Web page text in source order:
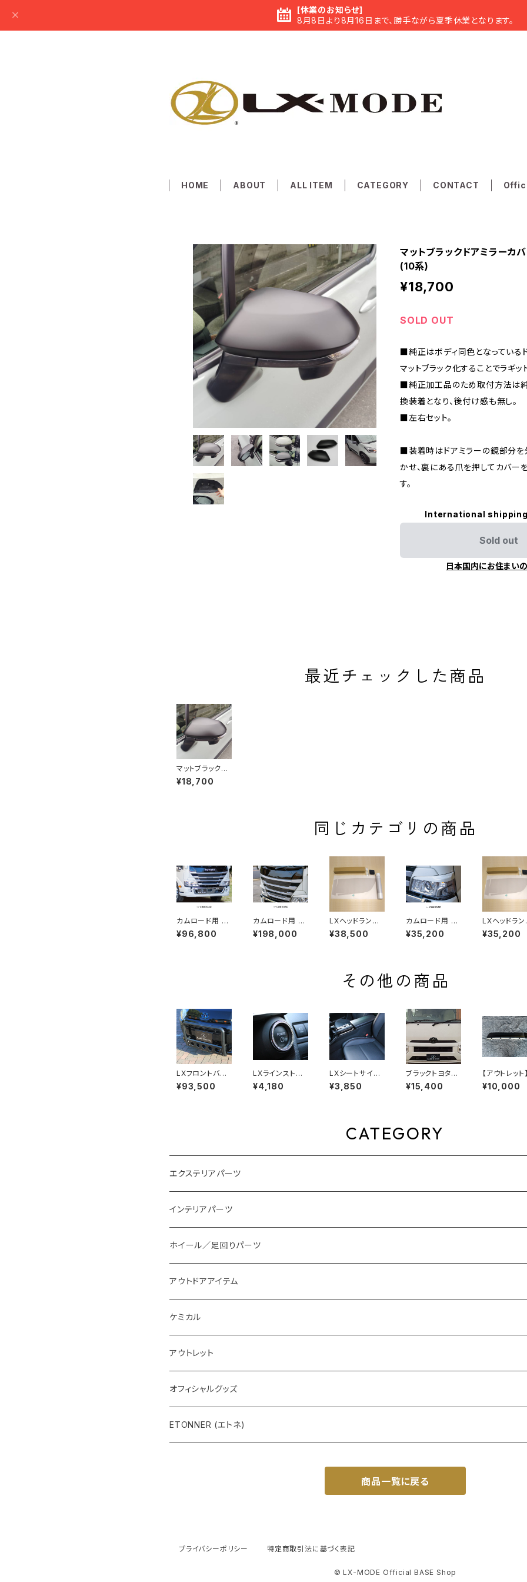
[休業のお知らせ]
8月8日より8月16日まで、勝手ながら夏季休業となります。
HOME ABOUT ALL ITEM CATEGORY CONTACT
マットブラックドアミラー
(10系)
¥18,700
SOLD OUT
■純正はボディ同色となっている
マットブラック化することでラギッ
■純正加工品のため取付方法は
換装着となり、後付け感も無し。
■左右セット。
■装着時はドアミラーの鏡部分を
かせ、裏にある爪を押してカバー
す。
International
Sold out
日本国内にお住まい
最近チェックした商品
マットブラックド
アミラーカバー f
or SIENTA (10
¥18,700
同じカテゴリの商品
カムロード用 LX
カラードフロント
スポイラー ※塗
¥96,800
カムロード用 LX
カラードフロント
フェイスマスク
¥198,000
LXヘッドランプ
プロテクションフ
ィルム(スモーク)
¥38,500
カムロード用 LX
カラードアイライ
ンガーニッシュ
¥35,200
LXヘッドラン
プロテクショ
ィルム(クリア)
¥35,200
その他の商品
LXフロントバン
パーガード for
PROBOX / SU
¥93,500
LXラインストー
ンリング (A-Ty
pe)
¥4,180
LXシートサイド
クッション
¥3,850
ブラックトヨタマ
ーク for COAS
TER (GDB60/
¥15,400
【アウトレット
Xカラードリア
ンパーボトム
¥10,000
CATEGORY
エクステリアパーツ
スタイリングパーツ
外装系LED
インテリアパーツ
装飾アイテム
インテリア系LED
ホイール／足回りパーツ
アウトドアアイテム
ケミカル
アウトレット
オフィシャルグッズ
ETONNER (エトネ)
商品一覧に戻る
プライバシーポリシー 特定商取引法に基づく表記
© LX-MODE Official BASE Shop